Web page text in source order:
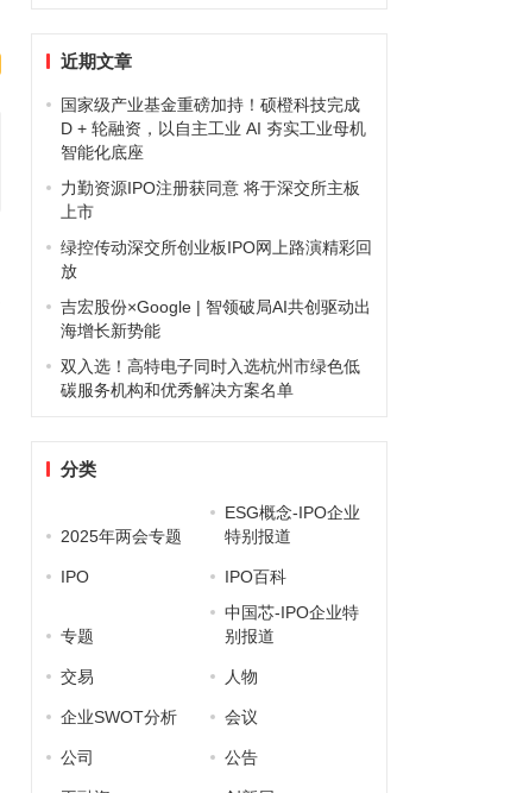
近期文章
国家级产业基金重磅加持！硕橙科技完成
D + 轮融资，以自主工业 AI 夯实工业母机
智能化底座
力勤资源IPO注册获同意 将于深交所主板
上市
绿控传动深交所创业板IPO网上路演精彩回
放
吉宏股份×Google | 智领破局AI共创驱动出
海增长新势能
双入选！高特电子同时入选杭州市绿色低
碳服务机构和优秀解决方案名单
分类
2025年两会专题
ESG概念-IPO企业
特别报道
IPO IPO百科
专题
中国芯-IPO企业特
别报道
交易 人物
企业SWOT分析 会议
公司 公告